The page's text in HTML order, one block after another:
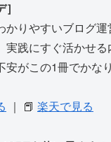
りやすいブログ運
践にすぐ活かせる
安がこの1冊でかな
｜ 📕 楽天で見る